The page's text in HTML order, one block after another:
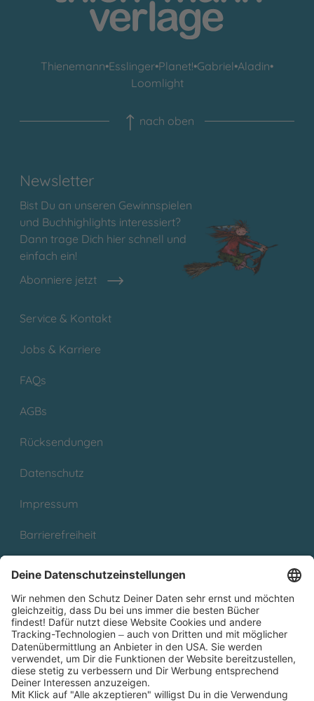
Thienemann•Esslinger•Planet!•Gabriel•Aladin•
Loomlight
nach oben
Newsletter
Bist Du an unseren Gewinnspielen
und Buchhighlights interessiert?
Dann trage Dich hier schnell und
einfach ein!
Abonniere jetzt
Service & Kontakt
Jobs & Karriere
FAQs
AGBs
Rücksendungen
Datenschutz
Impressum
Barrierefreiheit
Partnerprogramm (Affiliate)
Folge uns auf